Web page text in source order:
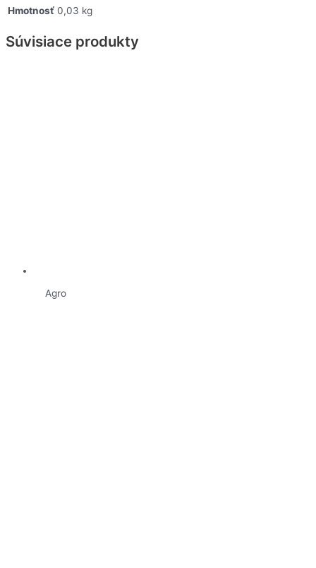
Hmotnosť 0,03 kg
Súvisiace produkty
Agro